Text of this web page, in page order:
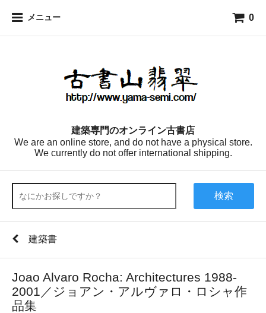
メニュー 0
建築専門のオンライン古書店
We are an online store, and do not have a physical store.
We currently do not offer international shipping.
検索
建築書
Joao Alvaro Rocha: Architectures 1988-
2001／ジョアン・アルヴァロ・ロシャ作
品集